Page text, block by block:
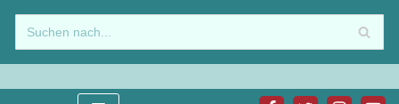
Zum
Inhalt
springen